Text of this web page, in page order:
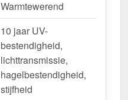
Warmtewerend
10 jaar UV-
bestendigheid,
lichttransmissie,
hagelbestendigheid,
stijfheid